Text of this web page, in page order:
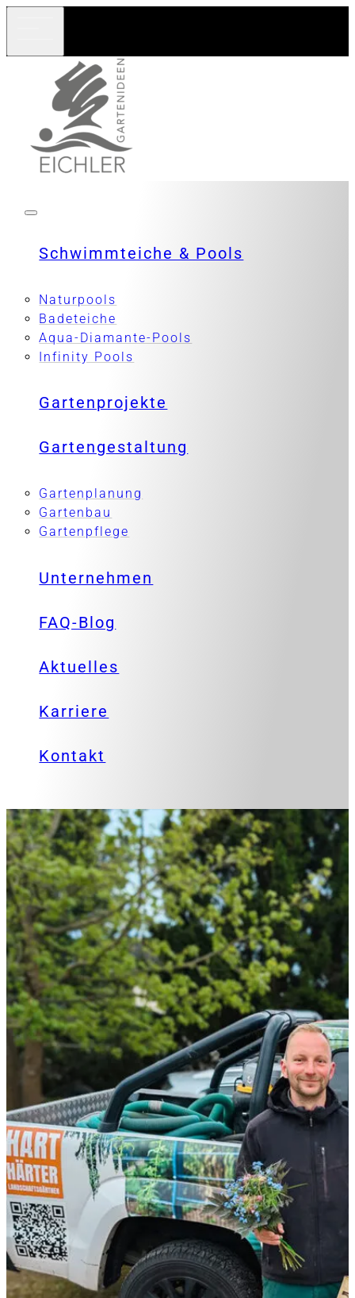
Schwimmteiche & Pools
Naturpools
Badeteiche
Aqua-Diamante-Pools
Infinity Pools
Gartenprojekte
Gartengestaltung
Gartenplanung
Gartenbau
Gartenpflege
Unternehmen
FAQ-Blog
Aktuelles
Karriere
Kontakt